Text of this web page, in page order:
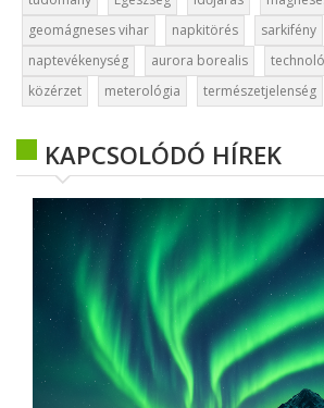
geomágneses vihar
napkitörés sarkifény
naptevékenység
aurora borealis
közérzet
meterológia természetjelenség
KAPCSOLÓDÓ HÍREK